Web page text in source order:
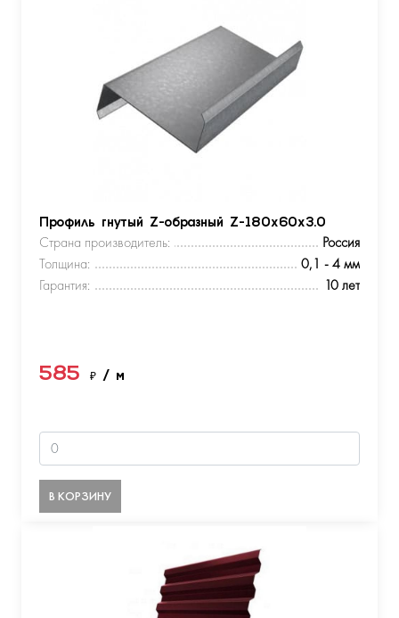
Профиль гнутый Z-образный Z-180х60х3.0
Страна производитель:
Россия
Толщина:
0,1 - 4 мм
Гарантия:
10 лет
585 ₽ / м
В КОРЗИНУ